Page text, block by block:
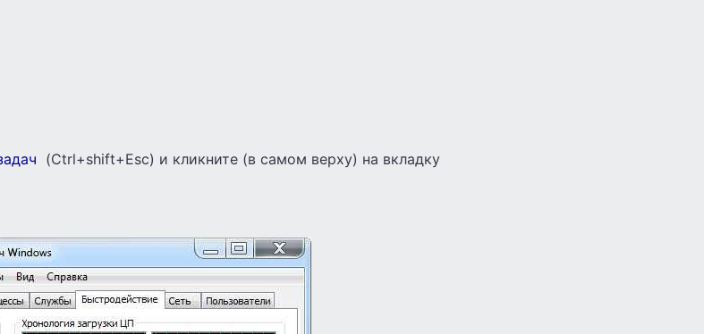
(Ctrl+shift+Esc) и кликните (в самом верху) на вкладку